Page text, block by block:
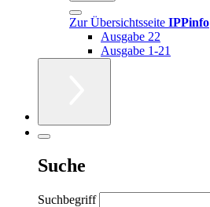
Zur Übersichtsseite IPPinfo
Ausgabe 22
Ausgabe 1-21
Suche
Suchbegriff